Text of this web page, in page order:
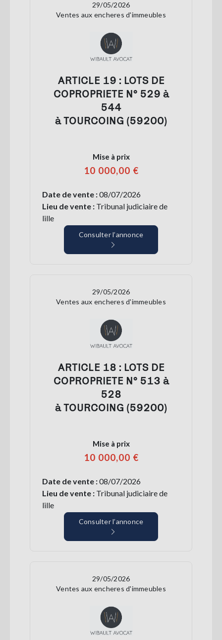
29/05/2026
Ventes aux encheres d'immeubles
ARTICLE 19 : LOTS DE
COPROPRIETE N° 529 à
544
à TOURCOING (59200)
Mise à prix
10 000,00 €
Date de vente :08/07/2026
Lieu de vente : Tribunal judiciaire de
lille
Consulter l’annonce
29/05/2026
Ventes aux encheres d'immeubles
ARTICLE 18 : LOTS DE
COPROPRIETE N° 513 à
528
à TOURCOING (59200)
Mise à prix
10 000,00 €
Date de vente :08/07/2026
Lieu de vente : Tribunal judiciaire de
lille
Consulter l’annonce
29/05/2026
Ventes aux encheres d'immeubles